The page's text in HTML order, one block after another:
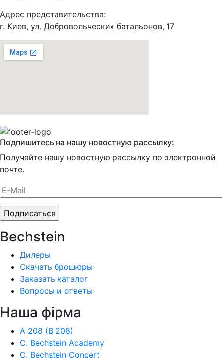
Адрес представительства:
г. Киев, ул. Добровольческих батальонов, 17
Подпишитесь на нашу новостную рассылку:
Получайте нашу новостную рассылку по электронной
почте.
Bechstein
Дилеры
Скачать брошюры
Заказать каталог
Вопросы и ответы
Наша фiрма
A 208 (B 208)
C. Bechstein Academy
C. Bechstein Concert